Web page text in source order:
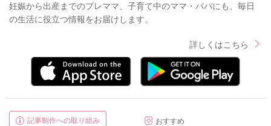
妊娠から出産までのプレママ、子育て中のママ・パパにも、毎日
の生活に役立つ情報をお届けします。
詳しくはこちら
記事制作への取り組み
おすすめ